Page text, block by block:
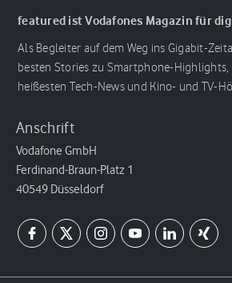
featured ist Vodafones Magazin für
Als Begleiter auf dem Weg ins Gigabit-
besten Stories zu Smartphone-Highlights,
heißesten Tech-News und Kino- und TV-
Anschrift
Vodafone GmbH
Ferdinand-Braun-Platz 1
40549 Düsseldorf